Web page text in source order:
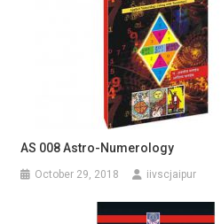
AS 008 Astro-Numerology
October 29, 2018 iivscjaipur